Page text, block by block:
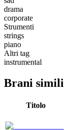
drama
corporate
Strumenti
strings
piano
Altri tag
instrumental
Brani simili
Titolo